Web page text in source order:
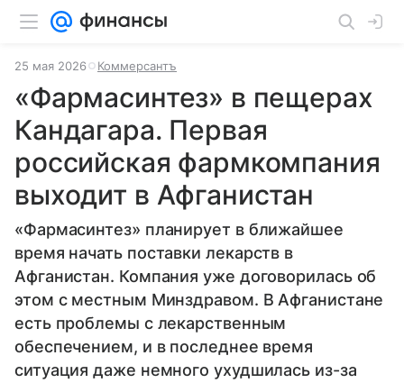
25 мая 2026 Коммерсантъ
«Фармасинтез» в пещерах
Кандагара. Первая
российская фармкомпания
выходит в Афганистан
«Фармасинтез» планирует в ближайшее
время начать поставки лекарств в
Афганистан. Компания уже договорилась об
этом с местным Минздравом. В Афганистане
есть проблемы с лекарственным
обеспечением, и в последнее время
ситуация даже немного ухудшилась из-за